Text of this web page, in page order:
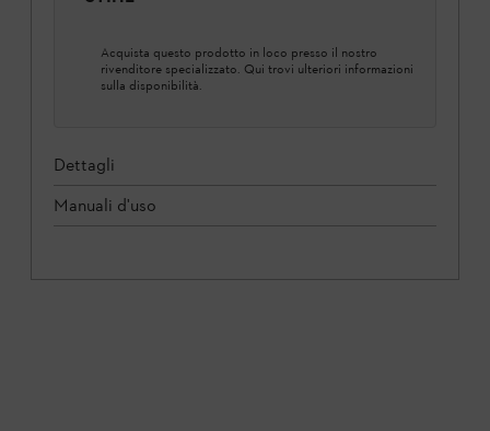
Acquista questo prodotto in loco presso il nostro
rivenditore specializzato. Qui trovi ulteriori informazioni
sulla disponibilità.
Dettagli
Manuali d'uso